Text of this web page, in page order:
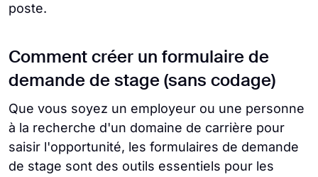
poste.
Comment créer un formulaire de
demande de stage (sans codage)
Que vous soyez un employeur ou une personne
à la recherche d'un domaine de carrière pour
saisir l'opportunité, les formulaires de demande
de stage sont des outils essentiels pour les